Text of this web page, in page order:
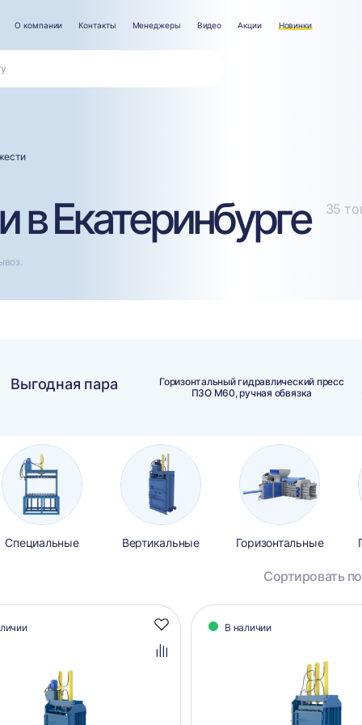
О компании Контакты Менеджеры Видео Акции Новинки
Екатеринбурге 35
Выгодная пара
Горизонтальный гидравлический пресс
ПЗО М60, ручная обвязка
Специальные Вертикальные Горизонтальные
Сортировать
Добавить
в
избранное
Добавить
В наличии